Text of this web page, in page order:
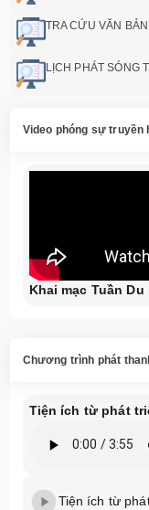
TRA CỨU VĂN
LỊCH PHÁT SÓNG
Video phóng sự truyền
Khai mạc Tuần
Chương trình phát
Tiện ích từ phát
Tiện ích từ